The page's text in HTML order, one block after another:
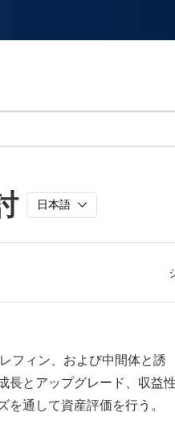
日本語
フィン、および中間体と誘
長とアップグレード、収益性
通して資産評価を行う。